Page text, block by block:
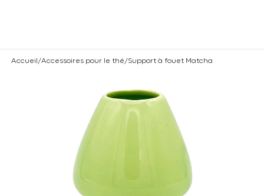
Accueil/Accessoires pour le thé/Support à fouet Matcha